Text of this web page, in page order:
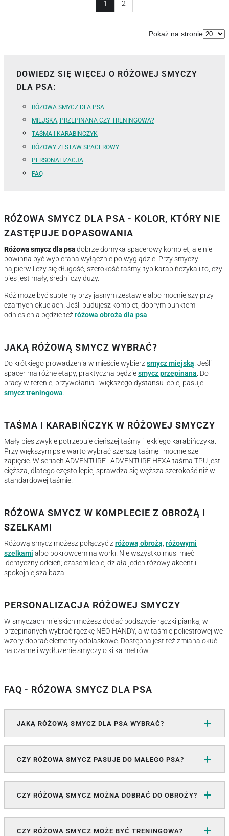
1 2
Pokaż na stronie
DOWIEDZ SIĘ WIĘCEJ O RÓŻOWEJ SMYCZY
DLA PSA:
RÓŻOWA SMYCZ DLA PSA
MIEJSKA, PRZEPINANA CZY TRENINGOWA?
TAŚMA I KARABIŃCZYK
RÓŻOWY ZESTAW SPACEROWY
PERSONALIZACJA
FAQ
RÓŻOWA SMYCZ DLA PSA - KOLOR, KTÓRY NIE
ZASTĘPUJE DOPASOWANIA
Różowa smycz dla psadobrze domyka spacerowy komplet, ale nie
powinna być wybierana wyłącznie po wyglądzie. Przy smyczy
najpierw liczy się długość, szerokość taśmy, typ karabińczyka i to, czy
pies jest mały, średni czy duży.
Róż może być subtelny przy jasnym zestawie albo mocniejszy przy
czarnych okuciach. Jeśli budujesz komplet, dobrym punktem
odniesienia będzie też różowa obroża dla psa
JAKĄ RÓŻOWĄ SMYCZ WYBRAĆ?
Do krótkiego prowadzenia w mieście wybierz smycz miejską . Jeśli
spacer ma różne etapy, praktyczna będziesmycz przepinana . Do
pracy w terenie, przywołania i większego dystansu lepiej pasuje
smycz treningowa
TAŚMA I KARABIŃCZYK W RÓŻOWEJ SMYCZY
Mały pies zwykle potrzebuje cieńszej taśmy i lekkiego karabińczyka.
Przy większym psie warto wybrać szerszą taśmę i mocniejsze
zapięcie. W seriach ADVENTURE i ADVENTURE HEXA taśma TPU jest
cięższa, dlatego często lepiej sprawdza się węższa szerokość niż w
standardowej taśmie.
RÓŻOWA SMYCZ W KOMPLECIE Z OBROŻĄ I
SZELKAMI
Różową smycz możesz połączyć z różową obrożą różowymi
szelkami albo pokrowcem na worki. Nie wszystko musi mieć
identyczny odcień; czasem lepiej działa jeden różowy akcent i
spokojniejsza baza.
PERSONALIZACJA RÓŻOWEJ SMYCZY
W smyczach miejskich możesz dodać podszycie rączki pianką, w
przepinanych wybrać rączkę NEO-HANDY, a w taśmie poliestrowej we
wzory dobrać elementy odblaskowe. Dostępna jest też zmiana okuć
na czarne i wydłużenie smyczy o kilka metrów.
FAQ - RÓŻOWA SMYCZ DLA PSA
JAKĄ RÓŻOWĄ SMYCZ DLA PSA WYBRAĆ?
CZY RÓŻOWA SMYCZ PASUJE DO MAŁEGO PSA?
CZY RÓŻOWĄ SMYCZ MOŻNA DOBRAĆ DO OBROŻY?
CZY RÓŻOWA SMYCZ MOŻE BYĆ TRENINGOWA?